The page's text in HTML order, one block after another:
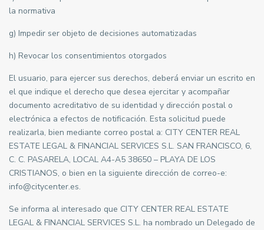
la normativa
g) Impedir ser objeto de decisiones automatizadas
h) Revocar los consentimientos otorgados
El usuario, para ejercer sus derechos, deberá enviar un escrito en
el que indique el derecho que desea ejercitar y acompañar
documento acreditativo de su identidad y dirección postal o
electrónica a efectos de notificación. Esta solicitud puede
realizarla, bien mediante correo postal a: CITY CENTER REAL
ESTATE LEGAL & FINANCIAL SERVICES S.L. SAN FRANCISCO, 6,
C. C. PASARELA, LOCAL A4-A5 38650 – PLAYA DE LOS
CRISTIANOS, o bien en la siguiente dirección de correo-e:
info@citycenter.es.
Se informa al interesado que CITY CENTER REAL ESTATE
LEGAL & FINANCIAL SERVICES S.L. ha nombrado un Delegado de